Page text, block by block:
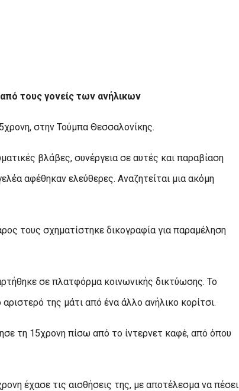
τους γονείς των ανήλικων
στην Τούμπα Θεσσαλονίκης.
βλάβες, συνέργεια σε αυτές και παραβίαση
αφέθηκαν ελεύθερες. Αναζητείται μια ακόμη
τους σχηματίστηκε δικογραφία για παραμέληση
σε πλατφόρμα κοινωνικής δικτύωσης. Το
της μάτι από ένα άλλο ανήλικο κορίτσι.
τη 15χρονη πίσω από το ίντερνετ καφέ, από όπου
έχασε τις αισθήσεις της, με αποτέλεσμα να πέσει